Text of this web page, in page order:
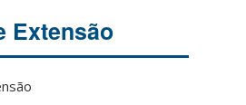
Extensão